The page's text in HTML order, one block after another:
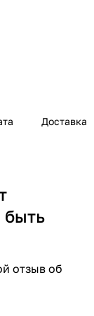
Доставка
быть
отзыв об